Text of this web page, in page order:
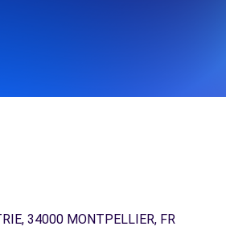
34000 MONTPELLIER, FR